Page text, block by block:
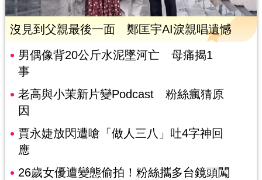
沒見到父親最後一面 鄭匡宇AI淚親唱遺憾
男偶像背20公斤水泥墜河亡 母痛揭1
事
老高與小茉新片變Podcast 粉絲瘋猜原
因
賈永婕放閃遭嗆「做人三八」吐4字神回
應
26歲女優遭變態偷拍！粉絲攜多台鏡頭闖